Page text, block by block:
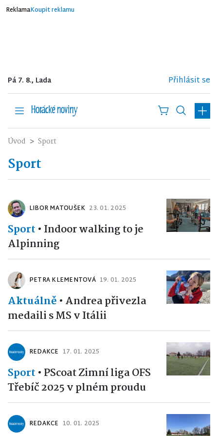
ReklamaKoupit reklamu
Pá 7. 8., Lada Přihlásit se
Úvod Sport
Sport
LIBOR MATOUŠEK 23. 01. 2025
Sport • Indoor walking to je
Alpinning
PETRA KLEMENTOVÁ 19. 01. 2025
Aktuálně • Andrea přivezla
medaili s MS v Itálii
REDAKCE 17. 01. 2025
Sport • PScoat Zimní liga OFS
Třebíč 2025 v plném proudu
REDAKCE 10. 01. 2025